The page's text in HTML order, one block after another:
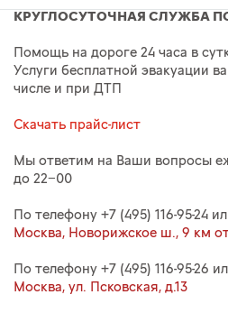
КРУГЛОСУТОЧНАЯ СЛУЖБА
Помощь на дороге 24 часа в
Услуги бесплатной эвакуации
числе и при ДТП
Скачать прайс-лист
Мы ответим на Ваши вопросы
до 22−00
По телефону +7 (495) 116-95-24
Москва, Новорижское ш., 9 км
По телефону +7 (495) 116-95-26
Москва, ул. Псковская, д.13